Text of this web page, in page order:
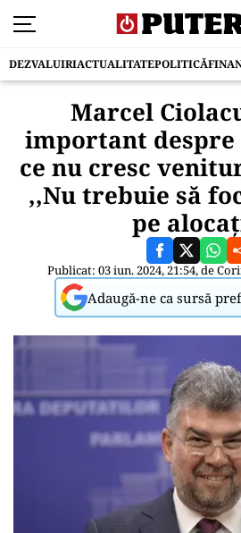
DEZVALUIRIACTUALITATEPOLITICĂ
Marcel
important despre
ce nu cresc
,,Nu trebuie să
pe
Publicat: 03 iun. 2024, 21:54, de
Adaugă-ne ca sursă